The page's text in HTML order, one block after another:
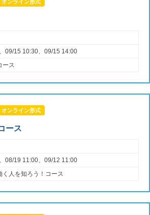
オンライン形式
09/15 10:30、09/15 14:00
ース
オンライン形式
ース
08/19 11:00、09/12 11:00
く人を知ろう！コース